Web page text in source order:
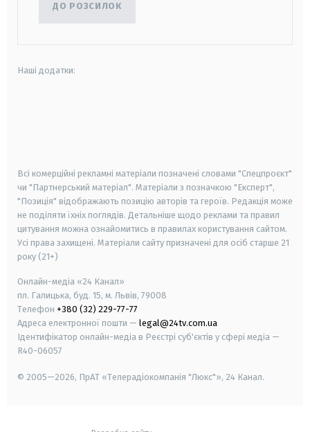
ДО РОЗСИЛОК
Наші додатки:
Всі комерційні рекламні матеріали позначені словами "Спецпроєкт"
чи "Партнерський матеріал". Матеріали з позначкою "Експерт",
"Позиція" відображають позицію авторів та героїв. Редакція може
не поділяти їхніх поглядів. Детальніше щодо реклами та правил
цитування можна ознайомитись в правилах користування сайтом.
Усі права захищені. Матеріали сайту призначені для осіб старше 21
року (21+)
Онлайн-медіа «24 Канал»
пл. Галицька, буд. 15, м. Львів, 79008
Телефон +380 (32) 229-77-77
Адреса електронної пошти — legal@24tv.com.ua
Ідентифікатор онлайн-медіа в Реєстрі суб'єктів у сфері медіа —
R40-06057
© 2005—2026, ПрАТ «Телерадіокомпанія "Люкс"», 24 Канал.